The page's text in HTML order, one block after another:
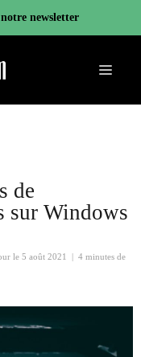
newsletter
Menu
de
sur Windows
le 5 août 2021
4 minutes de